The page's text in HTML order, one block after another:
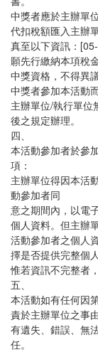
中獎者應於主辦單
代扣稅額匯入主辦
真至以下資訊：
願先行繳納本項稅
中獎資格，不得異議
中獎者參加本活動
主辦單位/執行單位
後之規定辦理。
四、
本活動參加者於參
項：
主辦單位得因本活
動參加者同
意之期間內，以電
個人資料。但主辦
活動參加者之個人
擇是否提供完整個
惟若資訊不完整者
五、
本活動如有任何因
責於主辦單位之事
有遺失、錯誤、無
任。